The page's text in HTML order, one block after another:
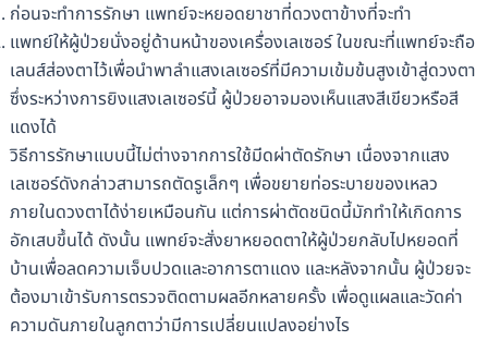
ก่อนจะทำการรักษา แพทย์จะหยอดยาชาที่ดวงตาข้างที่จะทำ
แพทย์ให้ผู้ป่วยนั่งอยู่ด้านหน้าของเครื่องเลเซอร์ ในขณะที่แพทย์จะถือ
เลนส์ส่องตาไว้เพื่อนำพาลำแสงเลเซอร์ที่มีความเข้มข้นสูงเข้าสู่ดวงตา
ซึ่งระหว่างการยิงแสงเลเซอร์นี้ ผู้ป่วยอาจมองเห็นแสงสีเขียวหรือสี
แดงได้
วิธีการรักษาแบบนี้ไม่ต่างจากการใช้มีดผ่าตัดรักษา เนื่องจากแสง
เลเซอร์ดังกล่าวสามารถตัดรูเล็กๆ เพื่อขยายท่อระบายของเหลว
ภายในดวงตาได้ง่ายเหมือนกัน แต่การผ่าตัดชนิดนี้มักทำให้เกิดการ
อักเสบขึ้นได้ ดังนั้น แพทย์จะสั่งยาหยอดตาให้ผู้ป่วยกลับไปหยอดที่
บ้านเพื่อลดความเจ็บปวดและอาการตาแดง และหลังจากนั้น ผู้ป่วยจะ
ต้องมาเข้ารับการตรวจติดตามผลอีกหลายครั้ง เพื่อดูแผลและวัดค่า
ความดันภายในลูกตาว่ามีการเปลี่ยนแปลงอย่างไร